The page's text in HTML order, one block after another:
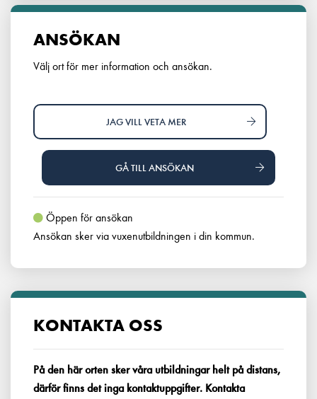
ANSÖKAN
Välj ort för mer information och ansökan.
JAG VILL VETA MER
GÅ TILL ANSÖKAN
Öppen för ansökan
Ansökan sker via vuxenutbildningen i din kommun.
KONTAKTA OSS
På den här orten sker våra utbildningar helt på distans,
därför finns det inga kontaktuppgifter. Kontakta